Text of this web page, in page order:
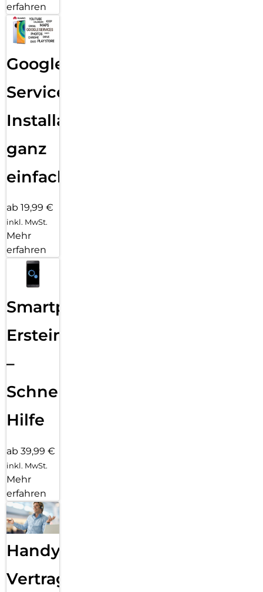
erfahren
Google
Services
Installation
ganz
einfach
ab 19,99 €
inkl. MwSt.
Mehr
erfahren
Smartphone
Ersteinrichtung
–
Schnelle
Hilfe
ab 39,99 €
inkl. MwSt.
Mehr
erfahren
Handy
Vertragsabwicklung